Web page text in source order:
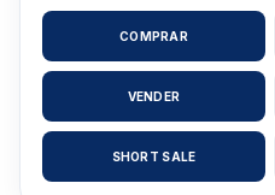
COMPRAR
VENDER
SHORT SALE